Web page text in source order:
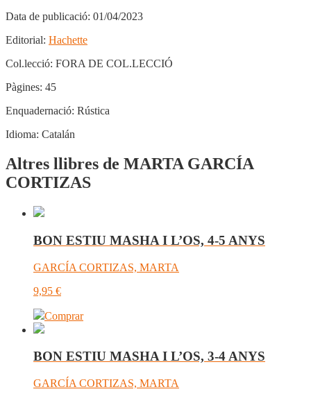
Data de publicació: 01/04/2023
Editorial: Hachette
Col.lecció: FORA DE COL.LECCIÓ
Pàgines: 45
Enquadernació: Rústica
Idioma: Catalán
Altres llibres de MARTA GARCÍA
CORTIZAS
BON ESTIU MASHA I L’OS, 4-5 ANYS
GARCÍA CORTIZAS, MARTA
9,95 €
Comprar
BON ESTIU MASHA I L’OS, 3-4 ANYS
GARCÍA CORTIZAS, MARTA